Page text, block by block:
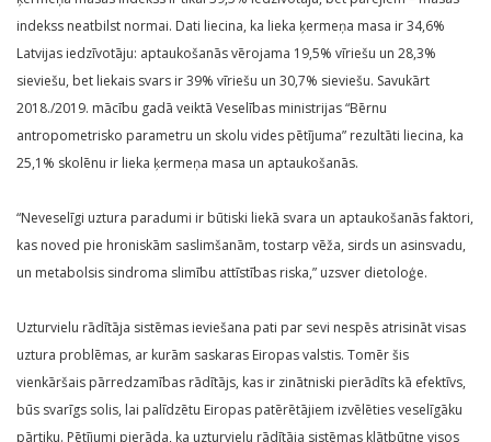
indekss neatbilst normai. Dati liecina, ka lieka ķermeņa masa ir 34,6%
Latvijas iedzīvotāju: aptaukošanās vērojama 19,5% vīriešu un 28,3%
sieviešu, bet liekais svars ir 39% vīriešu un 30,7% sieviešu. Savukārt
2018./2019. mācību gadā veiktā Veselības ministrijas “Bērnu
antropometrisko parametru un skolu vides pētījuma” rezultāti liecina, ka
25,1% skolēnu ir lieka ķermeņa masa un aptaukošanās.
“Neveselīgi uztura paradumi ir būtiski liekā svara un aptaukošanās faktori,
kas noved pie hroniskām saslimšanām, tostarp vēža, sirds un asinsvadu,
un metabolsis sindroma slimību attīstības riska,” uzsver dietoloģe.
Uzturvielu rādītāja sistēmas ieviešana pati par sevi nespēs atrisināt visas
uztura problēmas, ar kurām saskaras Eiropas valstis. Tomēr šis
vienkāršais pārredzamības rādītājs, kas ir zinātniski pierādīts kā efektīvs,
būs svarīgs solis, lai palīdzētu Eiropas patērētājiem izvēlēties veselīgāku
pārtiku. Pētījumi pierāda, ka uzturvielu rādītāja sistēmas klātbūtne visos